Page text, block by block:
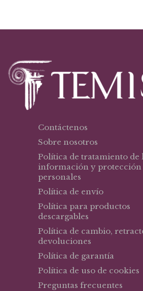
Contáctenos
Sobre nosotros
Política de tratamiento de
información y protección
personales
Política de envío
Política para productos
descargables
Política de cambio,
devoluciones
Política de garantía
Política de uso de cookies
Preguntas frecuentes